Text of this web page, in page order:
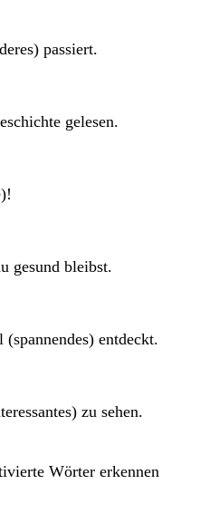
passiert.
gelesen.
gesund bleibst.
entdeckt.
zu sehen.
Wörter erkennen